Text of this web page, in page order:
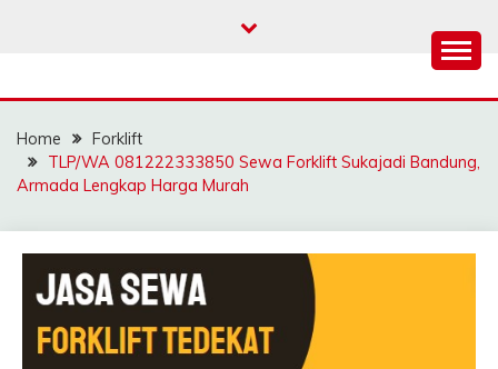
SAHABAT CRANE |
JASA SEWA CRANE |
FORKLIFT | SKYLIFT
Home
Forklift
TLP/WA 081222333850 Sewa Forklift Sukajadi Bandung,
Armada Lengkap Harga Murah